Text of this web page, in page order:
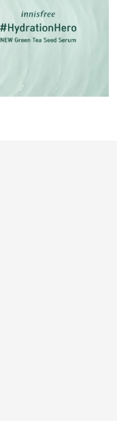
nhiên đảo Jeju,
với những thành
khoáng, hoa đào,
các tác động từ